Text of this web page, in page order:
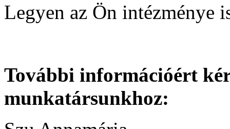
Legyen az Ön intézménye
További információért
munkatársunkhoz: